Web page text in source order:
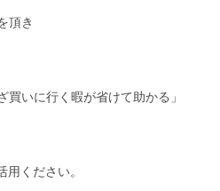
頂き
買いに行く暇が省けて助かる」
用ください。